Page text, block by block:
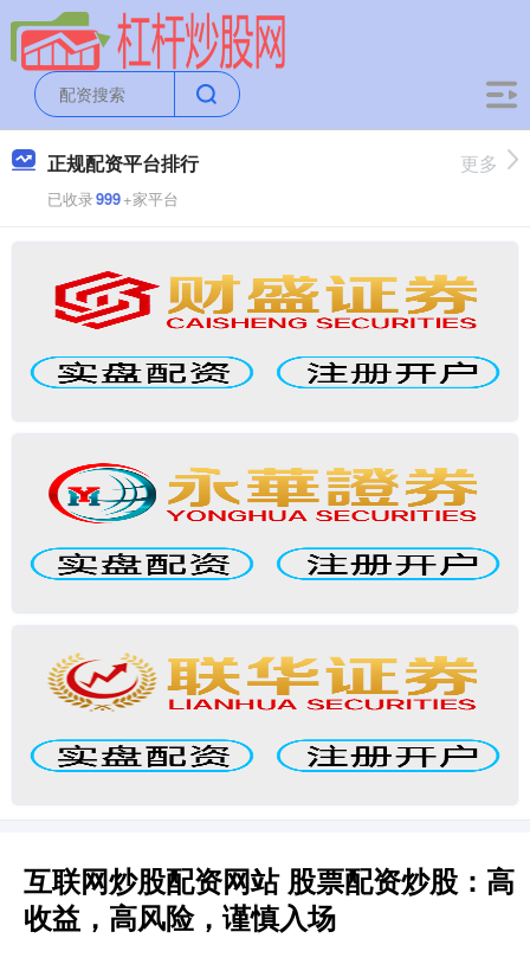
正规配资平台排行
已收录999+家平台
更多
互联网炒股配资网站 股票配资炒股：高
收益，高风险，谨慎入场